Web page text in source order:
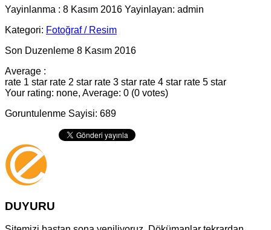
Yayinlanma : 8 Kasım 2016 Yayinlayan: admin
Kategori: Fotoğraf / Resim
Son Duzenleme 8 Kasım 2016
Average :
rate 1 star rate 2 star rate 3 star rate 4 star rate 5 star
Your rating: none, Average: 0 (0 votes)
Goruntulenme Sayisi: 689
DUYURU